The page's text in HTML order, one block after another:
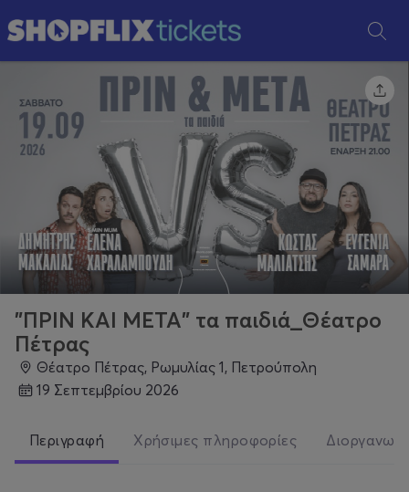
"ΠΡΙΝ ΚΑΙ ΜΕΤΑ" τα παιδιά_Θέατρο
Πέτρας
Θέατρο Πέτρας, Ρωμυλίας 1, Πετρούπολη
19 Σεπτεμβρίου 2026
Περιγραφή Χρήσιμες πληροφορίες